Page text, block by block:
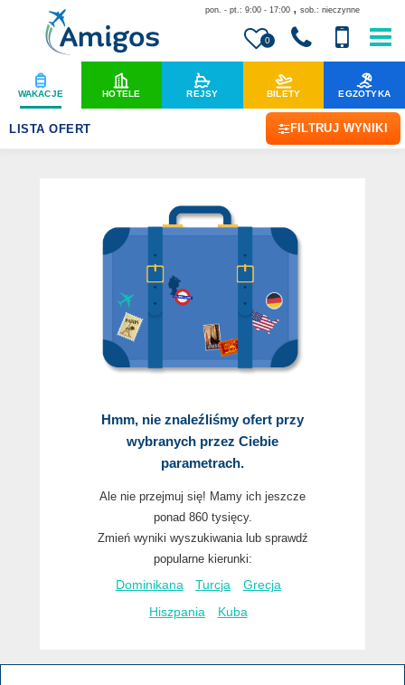
0
pon. - pt.: 9:00 - 17:00 , sob.: nieczynne
WAKACJE HOTELE REJSY BILETY EGZOTYKA
LISTA OFERT FILTRUJ WYNIKI
Hmm, nie znaleźliśmy ofert przy
wybranych przez Ciebie
parametrach.
Ale nie przejmuj się! Mamy ich jeszcze
ponad 860 tysięcy.
Zmień wyniki wyszukiwania lub sprawdź
popularne kierunki:
Dominikana
Turcja Grecja
Hiszpania Kuba